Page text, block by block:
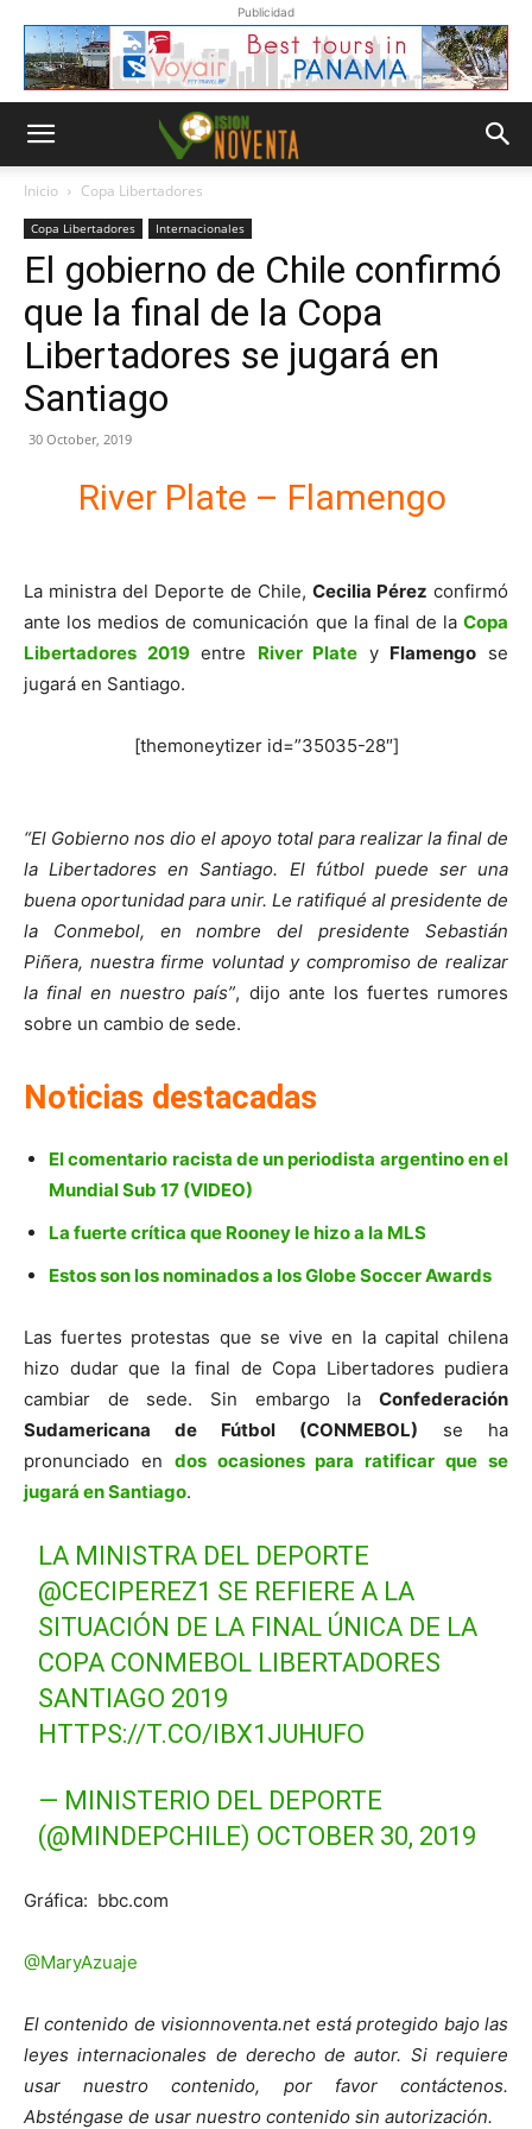
Publicidad
Inicio Copa Libertadores
Copa Libertadores Internacionales
El gobierno de Chile confirmó
que la final de la Copa
Libertadores se jugará en
Santiago
30 October, 2019
River Plate – Flamengo
La ministra del Deporte de Chile, Cecilia Pérez confirmó
ante los medios de comunicación que la final de la Copa
Libertadores 2019entre River Plate y Flamengo se
jugará en Santiago.
[themoneytizer id=”35035-28″]
“El Gobierno nos dio el apoyo total para realizar la final de
la Libertadores en Santiago. El fútbol puede ser una
buena oportunidad para unir. Le ratifiqué al presidente de
la Conmebol, en nombre del presidente Sebastián
Piñera, nuestra firme voluntad y compromiso de realizar
la final en nuestro país”, dijo ante los fuertes rumores
sobre un cambio de sede.
Noticias destacadas
El comentario racista de un periodista argentino en el
Mundial Sub 17 (VIDEO)
La fuerte crítica que Rooney le hizo a la MLS
Estos son los nominados a los Globe Soccer Awards
Las fuertes protestas que se vive en la capital chilena
hizo dudar que la final de Copa Libertadores pudiera
cambiar de sede. Sin embargo la Confederación
Sudamericana de Fútbol (CONMEBOL) se ha
pronunciado en dos ocasiones para ratificar que se
jugará en Santiago.
LA MINISTRA DEL DEPORTE
@CECIPEREZ1 SE REFIERE A LA
SITUACIÓN DE LA FINAL ÚNICA DE LA
COPA CONMEBOL LIBERTADORES
SANTIAGO 2019
HTTPS://T.CO/IBX1JUHUFO
— MINISTERIO DEL DEPORTE
(@MINDEPCHILE) OCTOBER 30, 2019
Gráfica: bbc.com
@MaryAzuaje
El contenido de visionnoventa.net está protegido bajo las
leyes internacionales de derecho de autor. Si requiere
usar nuestro contenido, por favor contáctenos.
Absténgase de usar nuestro contenido sin autorización.